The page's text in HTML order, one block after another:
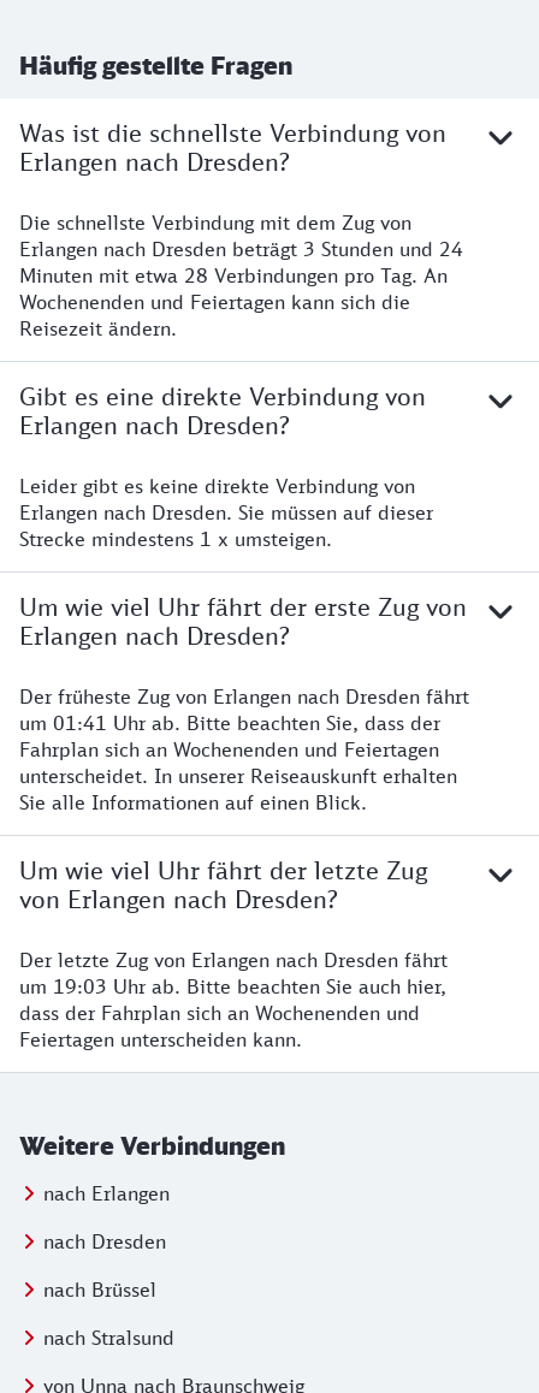
Häufig gestellte Fragen
Was ist die schnellste Verbindung von
Erlangen nach Dresden?
Die schnellste Verbindung mit dem Zug von
Erlangen nach Dresden beträgt 3 Stunden und 24
Minuten mit etwa 28 Verbindungen pro Tag. An
Wochenenden und Feiertagen kann sich die
Reisezeit ändern.
Gibt es eine direkte Verbindung von
Erlangen nach Dresden?
Leider gibt es keine direkte Verbindung von
Erlangen nach Dresden. Sie müssen auf dieser
Strecke mindestens 1 x umsteigen.
Um wie viel Uhr fährt der erste Zug von
Erlangen nach Dresden?
Der früheste Zug von Erlangen nach Dresden fährt
um 01:41 Uhr ab. Bitte beachten Sie, dass der
Fahrplan sich an Wochenenden und Feiertagen
unterscheidet. In unserer Reiseauskunft erhalten
Sie alle Informationen auf einen Blick.
Um wie viel Uhr fährt der letzte Zug
von Erlangen nach Dresden?
Der letzte Zug von Erlangen nach Dresden fährt
um 19:03 Uhr ab. Bitte beachten Sie auch hier,
dass der Fahrplan sich an Wochenenden und
Feiertagen unterscheiden kann.
Weitere Verbindungen
nach Erlangen
nach Dresden
nach Brüssel
nach Stralsund
von Unna nach Braunschweig